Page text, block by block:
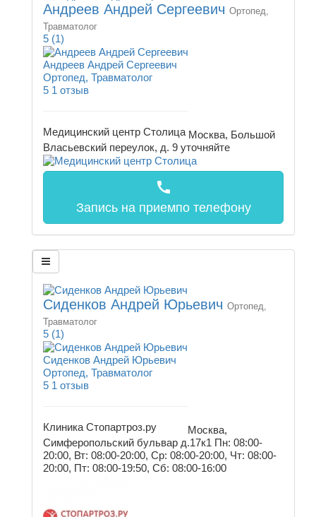
Андреев Андрей Сергеевич Ортопед,
Травматолог
5 (1)
Андреев Андрей Сергеевич
Ортопед, Травматолог
5 1 отзыв
Медицинский центр Столица Москва, Большой
Власьевский переулок, д. 9 уточняйте
call
Запись на приемпо телефону
Сиденков Андрей Юрьевич Ортопед,
Травматолог
5 (1)
Сиденков Андрей Юрьевич
Ортопед, Травматолог
5 1 отзыв
Клиника Стопартроз.ру
Москва,
Симферопольский бульвар д.17к1 Пн: 08:00-
20:00, Вт: 08:00-20:00, Ср: 08:00-20:00, Чт: 08:00-
20:00, Пт: 08:00-19:50, Сб: 08:00-16:00